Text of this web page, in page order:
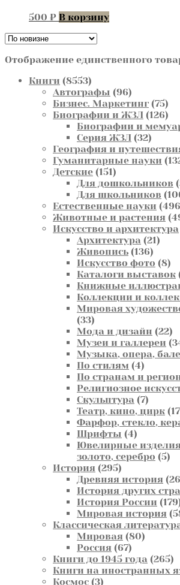
500 ₽ В корзину
Отображение единственного
Книги 85538553
товара
Автографы 9696
товаров
Бизнес. Маркетинг 7575
Биографии и ЖЗЛ 126126
Биографии и
Серия ЖЗЛ 3232
География и
Гуманитарные науки
Детские 151151
товар
Для дошкольников
Для школьников
Естественные науки 496
Животные и растения
Искусство и архитектура
Архитектура 2121
Живопись 136136
Искусство фото 88
Каталоги выставок
Книжные
Коллекции и
Мировая
3333
товара
Мода и дизайн 2222
Музеи и галлереи
Музыка, опера,
По стилям 44
товара
По странам и
Религиозное
Скульптура 77
Театр, кино, цирк 17
Фарфор, стекло,
Шрифты 44
товара
Ювелирные
золото, серебро 55
История 295295
товаров
Древняя история 26
История других
История России 179
Мировая история
Классическая
Мировая 8080
Россия 6767
товаров
Книги до 1945 года 265
Книги на иностранных
Космос 33